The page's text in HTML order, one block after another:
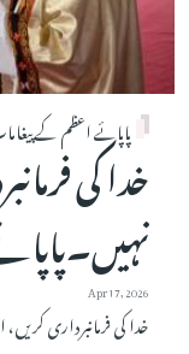
پاپائے اعظم کے
خدا کی
Apr 17, 2026
خدا کی فرمانبرداری